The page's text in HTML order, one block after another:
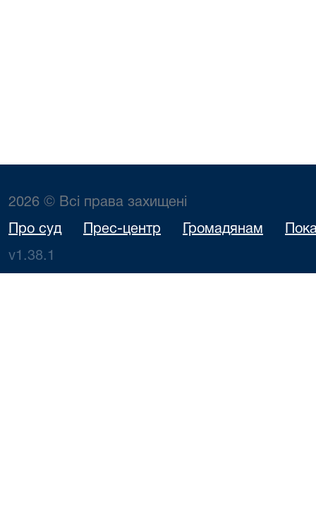
2026 © Всі права захищені
Про суд Прес-центр Громадянам
v1.38.1